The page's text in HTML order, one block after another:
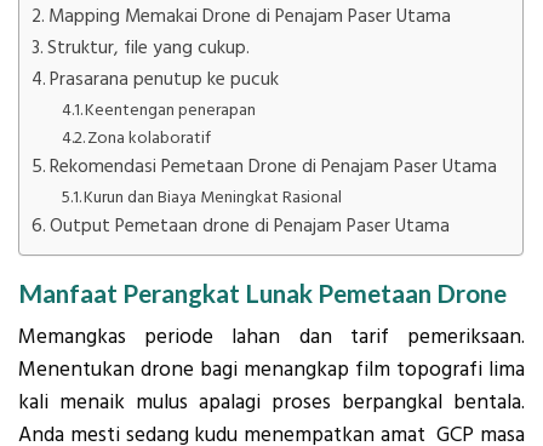
Mapping Memakai Drone di Penajam Paser Utama
Struktur, file yang cukup.
Prasarana penutup ke pucuk
Keentengan penerapan
Zona kolaboratif
Rekomendasi Pemetaan Drone di Penajam Paser Utama
Kurun dan Biaya Meningkat Rasional
Output Pemetaan drone di Penajam Paser Utama
Manfaat Perangkat Lunak Pemetaan Drone
Memangkas periode lahan dan tarif pemeriksaan.
Menentukan drone bagi menangkap film topografi lima
kali menaik mulus apalagi proses berpangkal bentala.
Anda mesti sedang kudu menempatkan amat GCP masa